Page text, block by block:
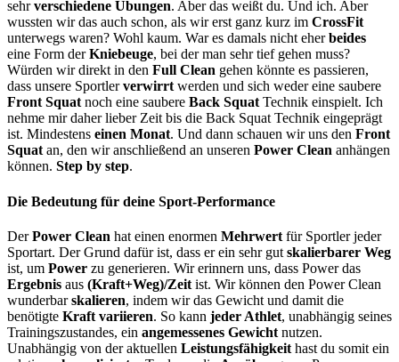
sehrverschiedene Übungen. Aber das weißt du. Und ich. Aber
wussten wir das auch schon, als wir erst ganz kurz im CrossFit
unterwegs waren? Wohl kaum. War es damals nicht eherbeides
eine Form derKniebeuge, bei der man sehr tief gehen muss?
Würden wir direkt in den Full Clean gehen könnte es passieren,
dass unsere Sportlerverwirrtwerden und sich weder eine saubere
Front Squatnoch eine saubere Back SquatTechnik einspielt. Ich
nehme mir daher lieber Zeit bis die Back Squat Technik eingeprägt
ist. Mindestens einen Monat. Und dann schauen wir uns den Front
Squatan, den wir anschließend an unseren Power Clean anhängen
können. Step by step.
Die Bedeutung für deine Sport-Performance
DerPower Clean hat einen enormen Mehrwert für Sportler jeder
Sportart. Der Grund dafür ist, dass er ein sehr gut skalierbarer Weg
ist, um Power zu generieren. Wir erinnern uns, dass Power das
Ergebnis aus (Kraft+Weg)/Zeit ist. Wir können den Power Clean
wunderbarskalieren, indem wir das Gewicht und damit die
benötigte Kraft variieren. So kann jeder Athlet, unabhängig seines
Trainingszustandes, ein angemessenes Gewicht nutzen.
Unabhängig von der aktuellen Leistungsfähigkeit hast du somit ein